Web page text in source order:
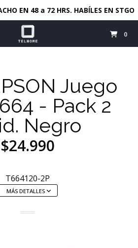
EN 48 a 72 HRS. HABÍLES EN STGO
0
Juego
- Pack 2
Negro
$24.990
T664120-2P
MÁS DETALLES